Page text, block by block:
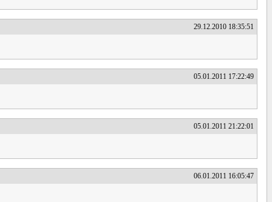
29.12.2010 18:35:51
05.01.2011 17:22:49
05.01.2011 21:22:01
06.01.2011 16:05:47